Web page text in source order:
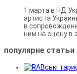
1 марта в НД
артиста
в
ним на сцену в
популярне статьи